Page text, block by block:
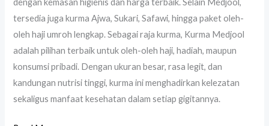
dengan kemasan higienis dan harga terbaik. Selain Medjool,
tersedia juga kurma Ajwa, Sukari, Safawi, hingga paket oleh-
oleh haji umroh lengkap. Sebagai raja kurma, Kurma Medjool
adalah pilihan terbaik untuk oleh-oleh haji, hadiah, maupun
konsumsi pribadi. Dengan ukuran besar, rasa legit, dan
kandungan nutrisi tinggi, kurma ini menghadirkan kelezatan
sekaligus manfaat kesehatan dalam setiap gigitannya.